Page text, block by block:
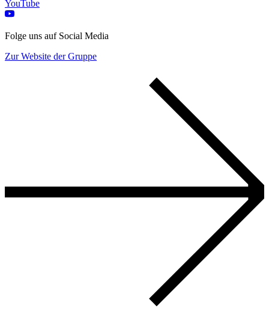
YouTube
Folge uns auf Social Media
Zur Website der Gruppe